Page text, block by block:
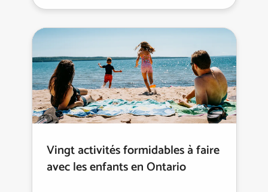
Vingt activités formidables à faire
avec les enfants en Ontario